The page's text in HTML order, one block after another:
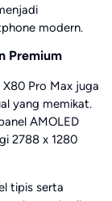
modern.
Premium
Pro Max juga
yang memikat.
AMOLED
2788 x 1280
tipis serta